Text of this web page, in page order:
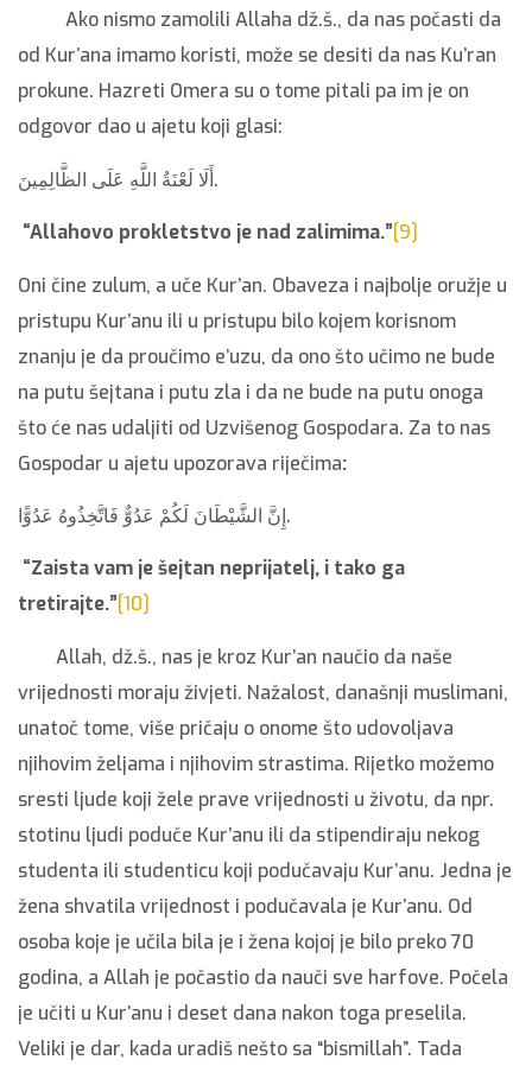
Ako nismo zamolili Allaha dž.š., da nas počasti da
od Kur’ana imamo koristi, može se desiti da nas Ku’ran
prokune. Hazreti Omera su o tome pitali pa im je on
odgovor dao u ajetu koji glasi:
أَلَا لَعْنَةُ اللَّهِ عَلَى الظَّالِمِينَ.
“Allahovo prokletstvo je nad zalimima.”[9]
Oni čine zulum, a uče Kur’an. Obaveza i najbolje oružje u
pristupu Kur’anu ili u pristupu bilo kojem korisnom
znanju je da proučimo e’uzu, da ono što učimo ne bude
na putu šejtana i putu zla i da ne bude na putu onoga
što će nas udaljiti od Uzvišenog Gospodara. Za to nas
Gospodar u ajetu upozorava riječima:
إِنَّ الشَّيْطَانَ لَكُمْ عَدُوٌّ فَاتَّخِذُوهُ عَدُوًّا.
“Zaista vam je šejtan neprijatelj, i tako ga
tretirajte.”[10]
Allah, dž.š., nas je kroz Kur’an naučio da naše
vrijednosti moraju živjeti. Nažalost, današnji muslimani,
unatoč tome, više pričaju o onome što udovoljava
njihovim željama i njihovim strastima. Rijetko možemo
sresti ljude koji žele prave vrijednosti u životu, da npr.
stotinu ljudi poduče Kur’anu ili da stipendiraju nekog
studenta ili studenticu koji podučavaju Kur’anu. Jedna je
žena shvatila vrijednost i podučavala je Kur’anu. Od
osoba koje je učila bila je i žena kojoj je bilo preko 70
godina, a Allah je počastio da nauči sve harfove. Počela
je učiti u Kur’anu i deset dana nakon toga preselila.
Veliki je dar, kada uradiš nešto sa “bismillah”. Tada